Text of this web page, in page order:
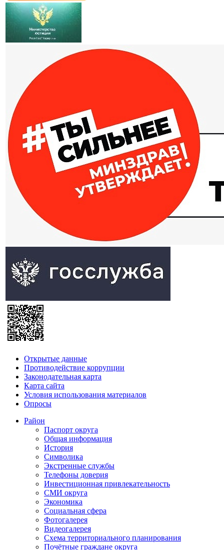
Открытые данные
Противодействие коррупции
Законодательная карта
Карта сайта
Условия использования материалов
Опросы
Район
Паспорт округа
Общая информация
История
Символика
Экстренные службы
Телефоны доверия
Инвестиционная привлекательность
СМИ округа
Экономика
Социальная сфера
Фотогалерея
Видеогалерея
Схема территориального планирования
Почётные граждане округа